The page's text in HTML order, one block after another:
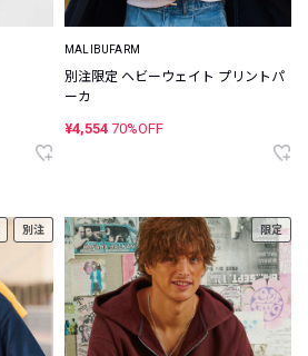
MALIBUFARM
別注限定 ヘビーウェイト プリントパ
ーカ
¥4,554 70%OFF
別注 限定